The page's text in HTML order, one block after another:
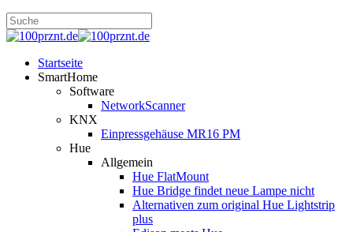
Startseite
SmartHome
Software
NetworkScanner
KNX
Einpressgehäuse MR16 PM
Hue
Allgemein
Hue FlatMount
Hue Bridge findet neue Lampe nicht
Alternativen zum original Hue Lightstrip
plus